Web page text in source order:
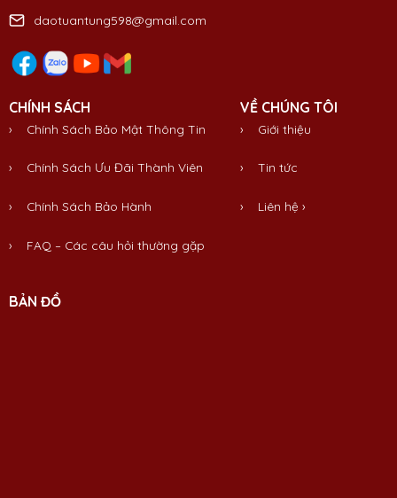
daotuantung598@gmail.com
CHÍNH SÁCH
› Chính Sách Bảo Mật Thông Tin
› Chính Sách Ưu Đãi Thành Viên
› Chính Sách Bảo Hành
› FAQ – Các câu hỏi thường gặp
VỀ CHÚNG TÔI
› Giới thiệu
›Tin tức
› Liên hệ ›
BẢN ĐỒ